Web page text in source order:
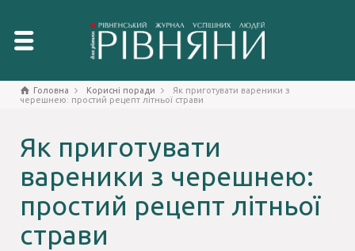
Головна Корисні поради
Як приготувати вареники з
черешнею: простий рецепт літньої страви
Як приготувати
вареники з черешнею:
простий рецепт літньої
страви